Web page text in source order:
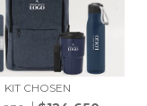
KIT CHOSEN